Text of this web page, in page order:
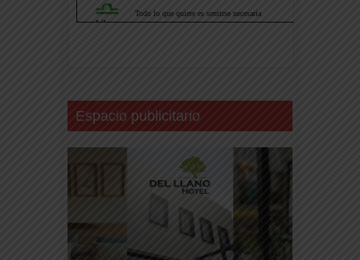
Espacio publicitario